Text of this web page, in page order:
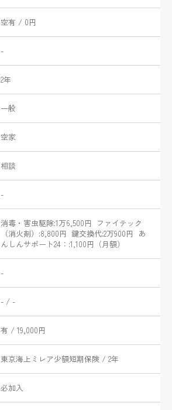
空有 / 0円
-
2年
一般
空家
相談
-
消毒・害虫駆除:1万6,500円 ファイテック
（消火剤）:8,800円 鍵交換代:2万900円 あ
んしんサポート24：:1,100円（月額）
-
- / -
有 / 19,000円
東京海上ミレア少額短期保険 / 2年
必加入